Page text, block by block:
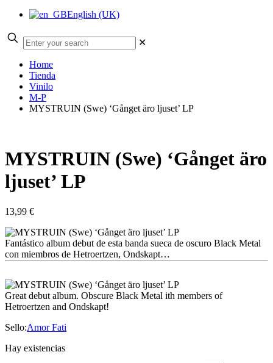
English (UK)
✕
Home
Tienda
Vinilo
M-P
MYSTRUIN (Swe) ‘Gånget äro ljuset’ LP
MYSTRUIN (Swe) ‘Gånget äro
ljuset’ LP
13,99 €
Fantástico album debut de esta banda sueca de oscuro Black Metal
con miembros de Hetroertzen, Ondskapt…
Great debut album. Obscure Black Metal ith members of
Hetroertzen and Ondskapt!
Sello:Amor Fati
Hay existencias